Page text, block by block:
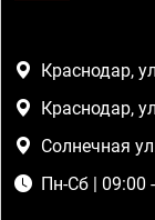
Краснодар,
Краснодар,
Солнечная
Пн-Сб | 09:00